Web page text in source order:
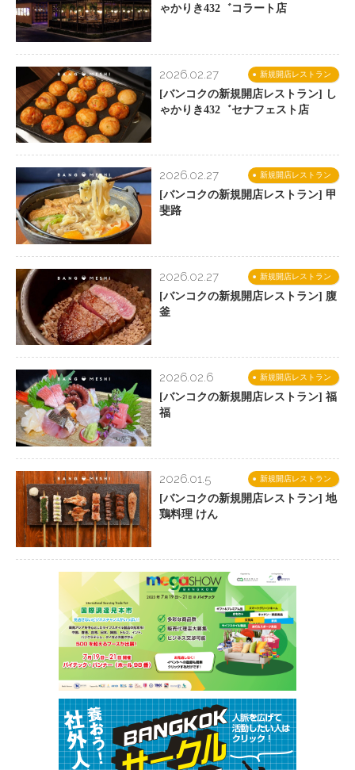
ゃかりき432゛コラート店
新規開店レストラン
2026.02.27
[バンコクの新規開店レストラン] し
ゃかりき432゛セナフェスト店
新規開店レストラン
2026.02.27
[バンコクの新規開店レストラン] 甲
斐路
新規開店レストラン
2026.02.27
[バンコクの新規開店レストラン] 腹
釜
新規開店レストラン
2026.02.6
[バンコクの新規開店レストラン] 福
福
新規開店レストラン
2026.01.5
[バンコクの新規開店レストラン] 地
鶏料理 けん